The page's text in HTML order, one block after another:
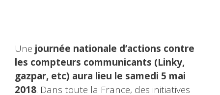
Une journée nationale d’actions contre
les compteurs communicants (Linky,
gazpar, etc) aura lieu le samedi 5 mai
2018. Dans toute la France, des initiatives